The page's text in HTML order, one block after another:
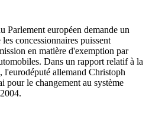
Parlement européen demande un
concessionnaires puissent
en matière d'exemption par
Dans un rapport relatif à la
allemand Christoph
pour le changement au système